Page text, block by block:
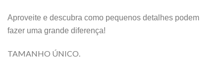
Aproveite e descubra como pequenos detalhes podem
fazer uma grande diferença!
TAMANHO ÚNICO.